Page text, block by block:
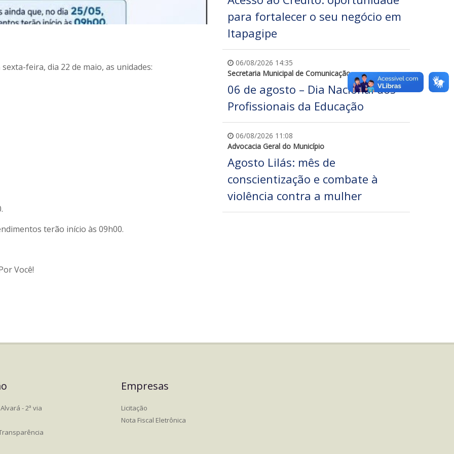
feira, dia 22 de maio, as unidades:
terão início às 09h00.
Você!
para fortalecer o seu negócio em
Itapagipe
06/08/2026 14:35
Secretaria Municipal de Comunicação
06 de agosto – Dia Nacional dos
Profissionais da Educação
06/08/2026 11:08
Advocacia Geral do Município
Agosto Lilás: mês de
conscientização e combate à
violência contra a mulher
- 2ª via
Empresas
Licitação
Nota Fiscal Eletrônica